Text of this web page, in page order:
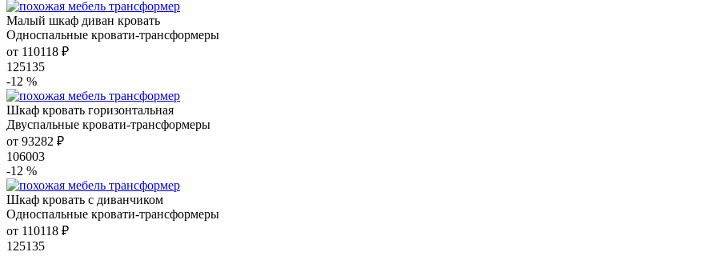
Малый шкаф диван кровать
Односпальные кровати-трансформеры
от 110118 ₽
125135
-12 %
Шкаф кровать горизонтальная
Двуспальные кровати-трансформеры
от 93282 ₽
106003
-12 %
Шкаф кровать с диванчиком
Односпальные кровати-трансформеры
от 110118 ₽
125135